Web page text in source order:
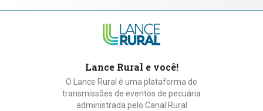
Lance Rural e você!
O Lance Rural é uma plataforma de
transmissões de eventos de pecuária
administrada pelo Canal Rural